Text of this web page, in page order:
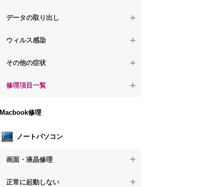
が固まる
返す
【デスクトップPC】修復モードから復旧で
【デスクトップPC】その他の起動しない問
題
【デスクトップPC】パソコン本体が熱い
【デスクトップPC】異音や熱に関するその
【デスクトップPC】水没してパソコンが動
データの取り出し
【デスクトップPC】起動しないPCのデー
【デスクトップPC】ログインできないPC
他の問題
ウィルス感染
【デスクトップPC】特定のプログラムを削
【デスクトップPC】ウィルスにより正常動
【デスクトップPC】セキュリティ対策をし
【デスクトップPC】ウィルス感染のその他
の問題
その他の症状
【デスクトップPC】事例紹介
修理項目一覧
【デスクトップPC】電源故障
【デスクトップPC】液晶ディスプレイ交換
【デスクトップPC】マザーボード交換
Macbook修理
ノートパソコン
画面・液晶修理
【ノートパソコン】画面の割れ・破損
正常に起動しない